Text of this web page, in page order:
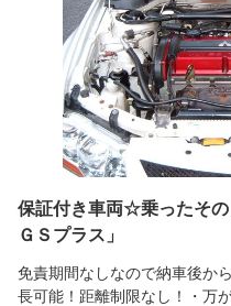
保証付き車両☆乗ったその
ＧＳプラス」
免責期間なしなので納車後か
長可能！距離制限なし！・万